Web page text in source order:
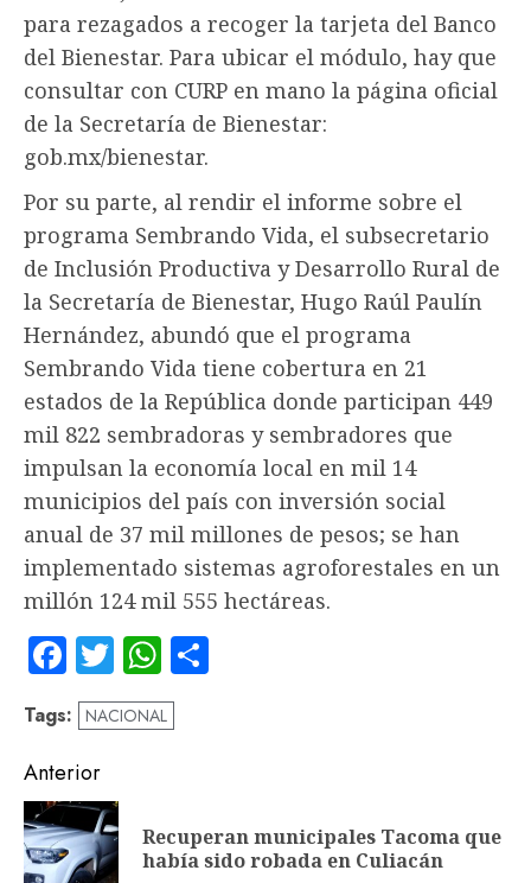
para rezagados a recoger la tarjeta del Banco
del Bienestar. Para ubicar el módulo, hay que
consultar con CURP en mano la página oficial
de la Secretaría de Bienestar:
gob.mx/bienestar.
Por su parte, al rendir el informe sobre el
programa Sembrando Vida, el subsecretario
de Inclusión Productiva y Desarrollo Rural de
la Secretaría de Bienestar, Hugo Raúl Paulín
Hernández, abundó que el programa
Sembrando Vida tiene cobertura en 21
estados de la República donde participan 449
mil 822 sembradoras y sembradores que
impulsan la economía local en mil 14
municipios del país con inversión social
anual de 37 mil millones de pesos; se han
implementado sistemas agroforestales en un
millón 124 mil 555 hectáreas.
Facebook
TwitterWhatsApp
Tags: NACIONAL
Navegación
de
entradas
Anterior
Recuperan municipales Tacoma que
había sido robada en Culiacán